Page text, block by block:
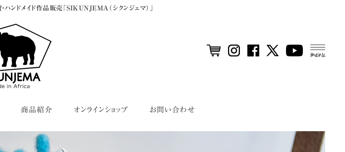
MEN
ンドメイド作品販売「SIKUNJEMA（シクンジェマ）」
商品紹介 オンラインショップ お問い合わせ